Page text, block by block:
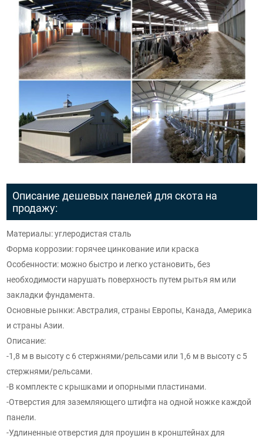
Описание дешевых панелей для скота на
продажу:
Материалы: углеродистая сталь
Форма коррозии: горячее цинкование или краска
Особенности: можно быстро и легко установить, без
необходимости нарушать поверхность путем рытья ям или
закладки фундамента.
Основные рынки: Австралия, страны Европы, Канада, Америка
и страны Азии.
Описание:
-1,8 м в высоту с 6 стержнями/рельсами или 1,6 м в высоту с 5
стержнями/рельсами.
-В комплекте с крышками и опорными пластинами.
-Отверстия для заземляющего штифта на одной ножке каждой
панели.
-Удлиненные отверстия для проушин в кронштейнах для